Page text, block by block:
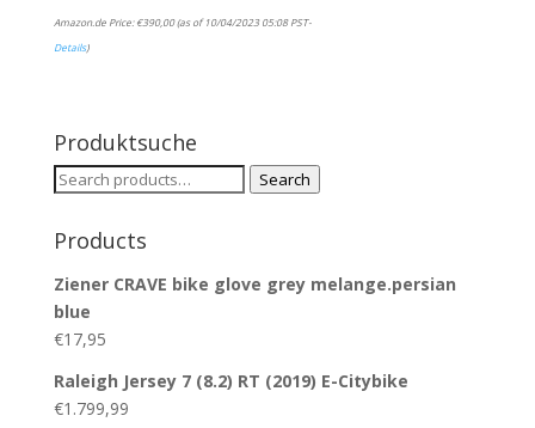
Amazon.de Price:€390,00(as of 10/04/2023 05:08 PST-
Details)
Produktsuche
Search
Search
Products
Ziener CRAVE bike glove grey melange.persian
blue
€17,95
Raleigh Jersey 7 (8.2) RT (2019) E-Citybike
€1.799,99